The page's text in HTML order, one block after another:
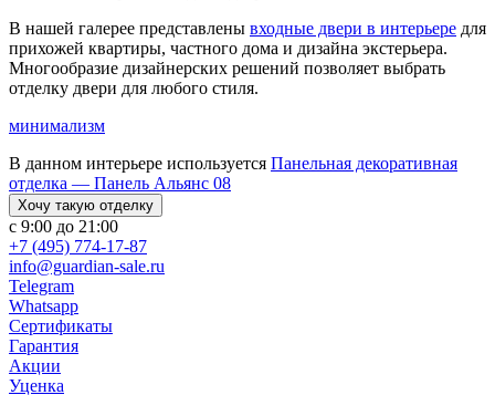
В нашей галерее представлены входные двери в интерьере для
прихожей квартиры, частного дома и дизайна экстерьера.
Многообразие дизайнерских решений позволяет выбрать
отделку двери для любого стиля.
минимализм
В данном интерьере используется Панельная декоративная
отделка — Панель Альянс 08
Хочу такую отделку
с 9:00 до 21:00
+7 (495) 774-17-87
info@guardian-sale.ru
Telegram
Whatsapp
Сертификаты
Гарантия
Акции
Уценка